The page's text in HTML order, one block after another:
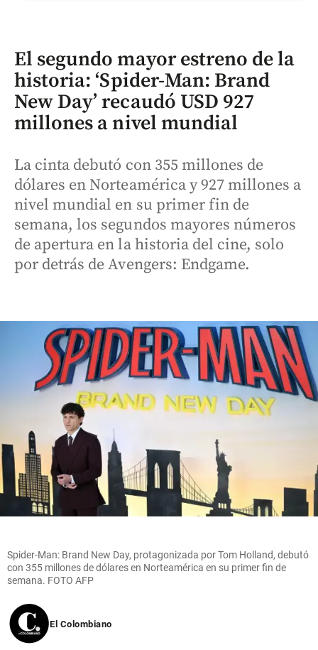
El segundo mayor estreno de la
historia: ‘Spider-Man: Brand
New Day’ recaudó USD 927
millones a nivel mundial
La cinta debutó con 355 millones de
dólares en Norteamérica y 927 millones a
nivel mundial en su primer fin de
semana, los segundos mayores números
de apertura en la historia del cine, solo
por detrás de Avengers: Endgame.
Spider-Man: Brand New Day, protagonizada por Tom Holland, debutó
con 355 millones de dólares en Norteamérica en su primer fin de
semana. FOTO AFP
El Colombiano